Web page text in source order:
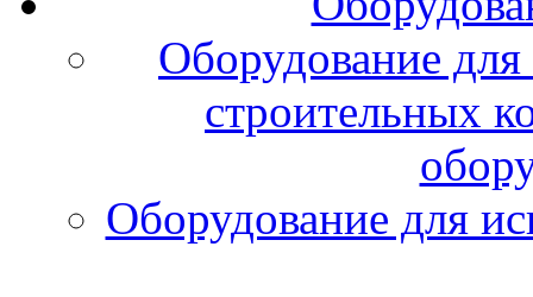
Оборудование
строительных
Оборудование для